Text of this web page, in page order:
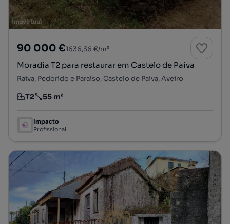
90 000 €1636,36 €/m²
Moradia T2 para restaurar em Castelo de Paiva
Raiva, Pedorido e Paraíso, Castelo de Paiva, Aveiro
Tipologia
T2
Preço por metro quadrado
55 m²
Impacto
Profissional